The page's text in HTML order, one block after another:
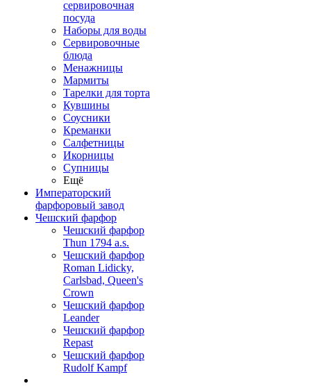
сервировочная
посуда
Наборы для воды
Сервировочные
блюда
Менажницы
Мармиты
Тарелки для торта
Кувшины
Соусники
Креманки
Салфетницы
Икорницы
Супницы
Ещё
Императорский
фарфоровый завод
Чешский фарфор
Чешский фарфор
Thun 1794 a.s.
Чешский фарфор
Roman Lidicky,
Carlsbad, Queen's
Crown
Чешский фарфор
Leander
Чешский фарфор
Repast
Чешский фарфор
Rudolf Kampf